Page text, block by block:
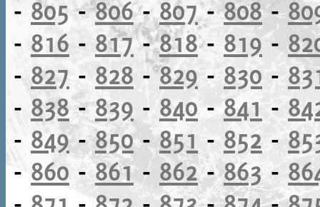
- 805-806-807-808-
- 816 - 817-818- 819-
-827 -828 -829- 830 -
- 838-839 - 840-841 -
- 849-850-851 - 852 -
- 860 -861- 862-863-